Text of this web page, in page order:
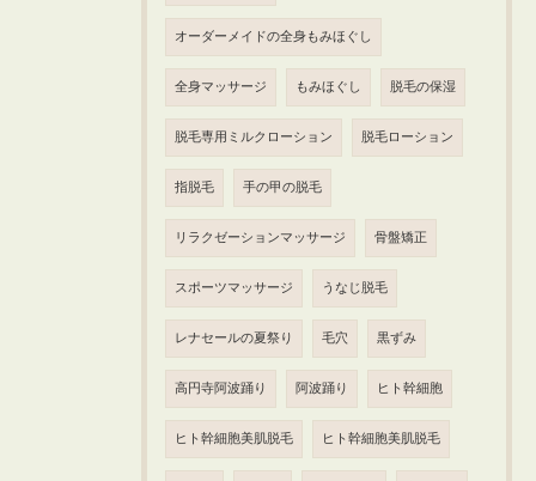
オーダーメイドの全身もみほぐし
全身マッサージ もみほぐし 脱毛の保湿
脱毛専用ミルクローション 脱毛ローション
指脱毛 手の甲の脱毛
リラクゼーションマッサージ 骨盤矯正
スポーツマッサージ うなじ脱毛
レナセールの夏祭り 毛穴 黒ずみ
高円寺阿波踊り 阿波踊り ヒト幹細胞
ヒト幹細胞美肌脱毛 ヒト幹細胞美肌脱毛